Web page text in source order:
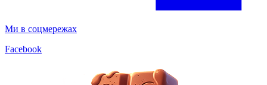
Ми в соцмережах
Facebook